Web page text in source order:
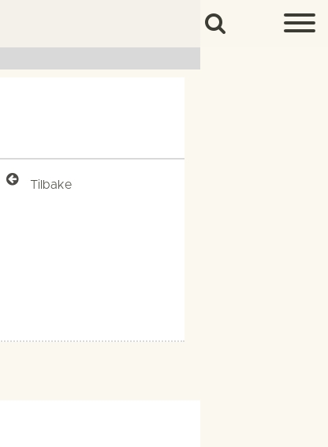
Tilbake